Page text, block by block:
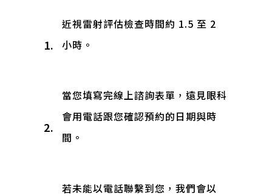
1.
近視雷射評估檢查時間約 1.5 至 2
小時。​
2.
當您填寫完線上諮詢表單，遠見眼科
會用電話跟您確認預約的日期與時
間。
若未能以電話聯繫到您，我們會以